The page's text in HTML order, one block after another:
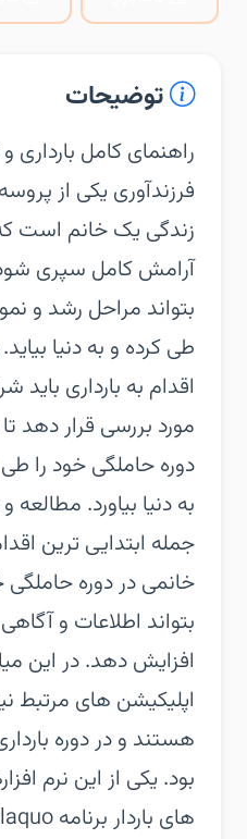
توضیحات
راهنمای کامل بارداری
فرزندآوری یکی از
زندگی یک خانم است که
آرامش کامل سپری شود
بتواند مراحل رشد و
طی کرده و به دنیا
اقدام به بارداری
مورد بررسی قرار دهد
دوره حاملگی خود را
به دنیا بیاورد.
جمله ابتدایی ترین
خانمی در دوره
بتواند اطلاعات و
افزایش دهد. در این
اپلیکیشن های مرتبط
هستند و در دوره
بود. یکی از این نرم